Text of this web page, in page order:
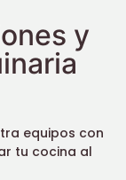
y
equipos con
tu cocina al